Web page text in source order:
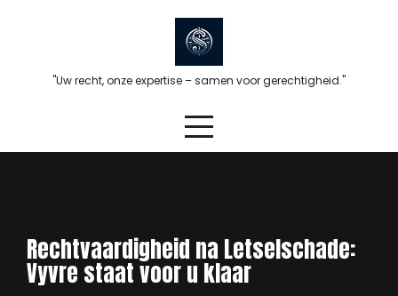
"Uw recht, onze expertise – samen voor gerechtigheid."
Rechtvaardigheid na Letselschade:
Vyvre staat voor u klaar